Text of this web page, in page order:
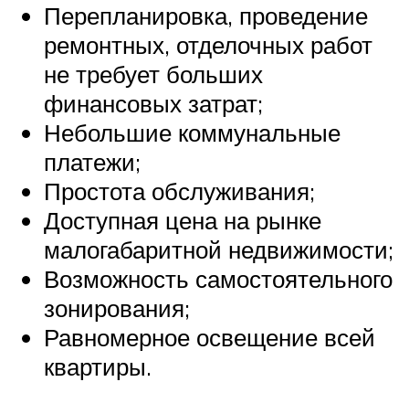
Перепланировка, проведение
ремонтных, отделочных работ
не требует больших
финансовых затрат;
Небольшие коммунальные
платежи;
Простота обслуживания;
Доступная цена на рынке
малогабаритной недвижимости;
Возможность самостоятельного
зонирования;
Равномерное освещение всей
квартиры.